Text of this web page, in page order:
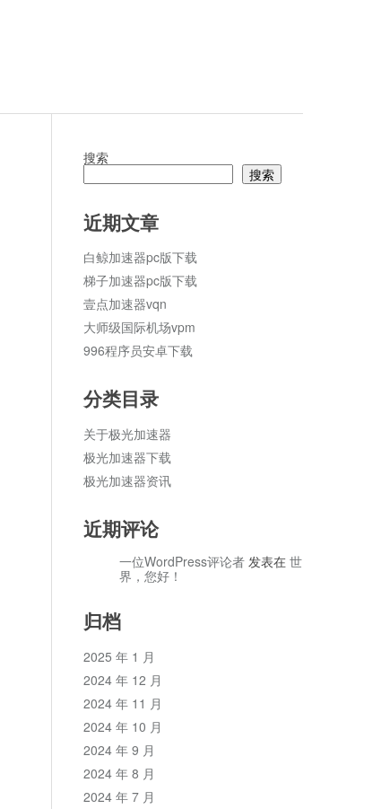
搜索
搜索
近期文章
白鲸加速器pc版下载
梯子加速器pc版下载
壹点加速器vqn
大师级国际机场vpm
996程序员安卓下载
分类目录
关于极光加速器
极光加速器下载
极光加速器资讯
近期评论
一位WordPress评论者 发表在 世
界，您好！
归档
2025 年 1 月
2024 年 12 月
2024 年 11 月
2024 年 10 月
2024 年 9 月
2024 年 8 月
2024 年 7 月